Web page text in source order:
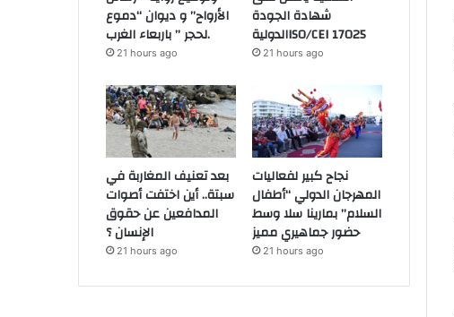
الأرواح” و ديوان “دموع
لحجر ” باربعاء الغرب.
21 hours ago
شهادة الجودة
الدوليةISO/CEI 17025
21 hours ago
بعد تعنيف المغاربة في
سبتة.. أين اختفت أصوات
المدافعين عن حقوق
الإنسان ؟
21 hours ago
نجاح كبير لفعاليات
المهرجان الدولي “أطفال
السلام” بمارينا سلا وسط
حضور جماهيري مميز
21 hours ago